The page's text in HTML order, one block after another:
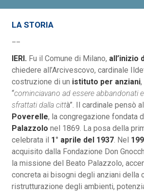
LA STORIA
IERI. Fu il Comune di Milano, all’inizio
chiedere all’Arcivescovo, cardinale
costruzione di un istituto per anziani
“cominciavano ad essere abbandonati
sfrattati dalla città”. Il cardinale pensò
Poverelle, la congregazione fondata
Palazzolo nel 1869. La posa della
celebrata il 1° aprile del 1937. Nel
acquisito dalla Fondazione Don
la missione del Beato Palazzolo,
concreta ai bisogni degli anziani della
ristrutturazione degli ambienti,